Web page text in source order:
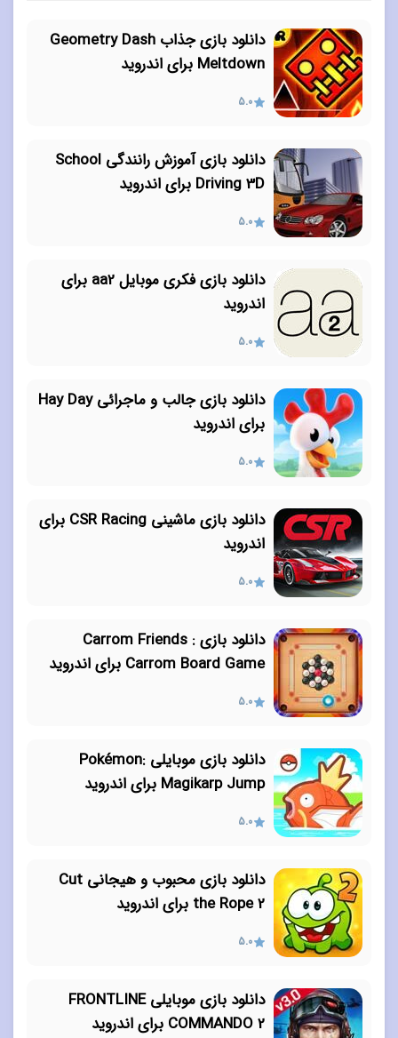
دانلود بازی جذاب Geometry Dash
Meltdown برای اندروید
5.0
دانلود بازی آموزش رانندگی School
Driving 3D برای اندروید
5.0
دانلود بازی فکری موبایل aa2 برای
اندروید
5.0
دانلود بازی جالب و ماجرائی Hay Day
برای اندروید
5.0
دانلود بازی ماشینی CSR Racing برای
اندروید
5.0
دانلود بازی Carrom Friends :
Carrom Board Game برای اندروید
5.0
دانلود بازی موبایلی Pokémon:
Magikarp Jump برای اندروید
5.0
دانلود بازی محبوب و هیجانی Cut
the Rope 2 برای اندروید
5.0
دانلود بازی موبایلی FRONTLINE
COMMANDO 2 برای اندروید